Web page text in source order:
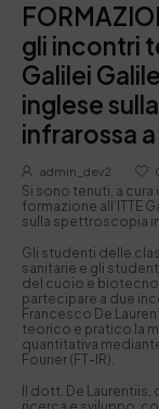
gli incontri
Galilei
inglese
infrarossa
admin_dev2
Si sono tenuti, a
formazione all’ITTE
sulla spettroscopia
Gli studenti delle
sanitarie e gli
del cuoio e
partecipare a due
Francesco De
teorico e pratico la
quantitativa
Fourier (FT-IR).
Il dott. De